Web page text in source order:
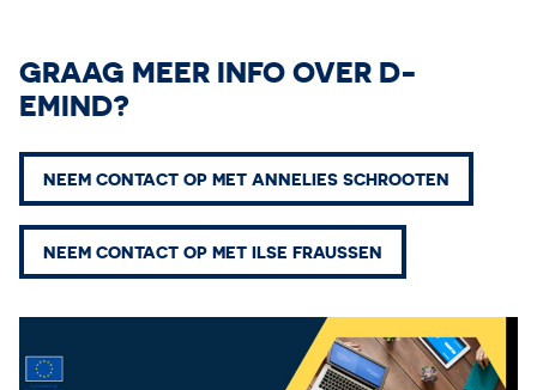
GRAAG MEER INFO OVER D-
EMIND?
NEEM CONTACT OP MET ANNELIES SCHROOTEN
NEEM CONTACT OP MET ILSE FRAUSSEN